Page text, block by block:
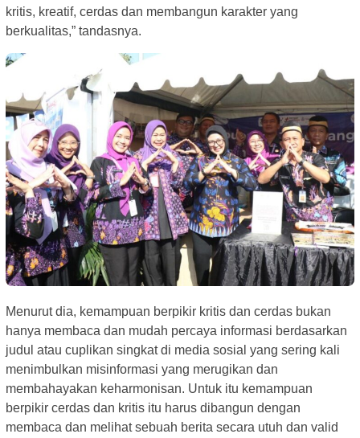
kritis, kreatif, cerdas dan membangun karakter yang
berkualitas,” tandasnya.
Menurut dia, kemampuan berpikir kritis dan cerdas bukan
hanya membaca dan mudah percaya informasi berdasarkan
judul atau cuplikan singkat di media sosial yang sering kali
menimbulkan misinformasi yang merugikan dan
membahayakan keharmonisan. Untuk itu kemampuan
berpikir cerdas dan kritis itu harus dibangun dengan
membaca dan melihat sebuah berita secara utuh dan valid